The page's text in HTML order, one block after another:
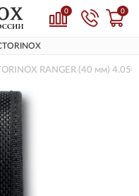
0 0
RANGER (40 мм)